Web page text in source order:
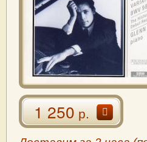
1 250р.